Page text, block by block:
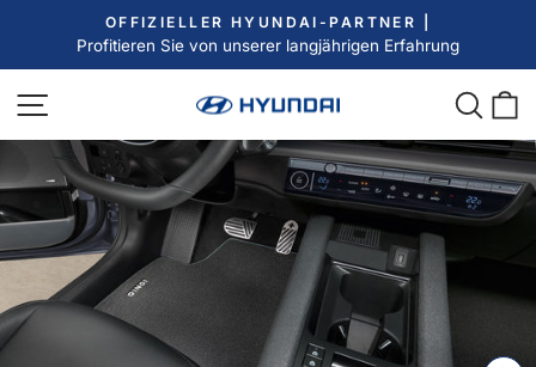
Inhalt
Pause
OFFIZIELLER HYUNDAI-PARTNER |
Profitieren Sie von unserer langjährigen Erfahrung
Seitennavigation